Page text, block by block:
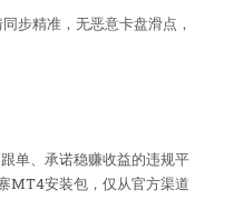
步精准，无恶意卡盘滑点，
单、承诺稳赚收益的违规平
MT4安装包，仅从官方渠道